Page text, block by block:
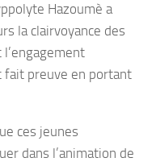
Hazoumè a
la clairvoyance des
preuve en portant
ces jeunes
dans l’animation de